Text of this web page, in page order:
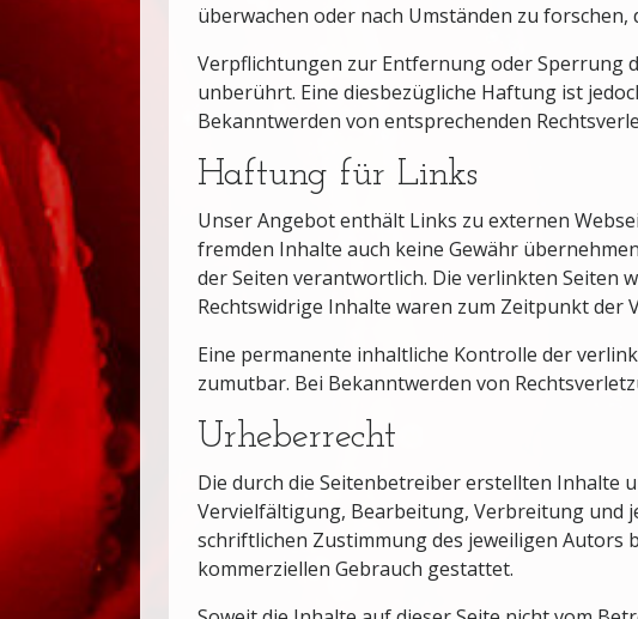
überwachen oder nach Umständen zu
Verpflichtungen zur Entfernung oder Sperrung
unberührt. Eine diesbezügliche Haftung ist
Bekanntwerden von entsprechenden
Haftung für Links
Unser Angebot enthält Links zu externen
fremden Inhalte auch keine Gewähr
der Seiten verantwortlich. Die verlinkten Seiten
Rechtswidrige Inhalte waren zum Zeitpunkt der
Eine permanente inhaltliche Kontrolle der
zumutbar. Bei Bekanntwerden von
Urheberrecht
Die durch die Seitenbetreiber erstellten Inhalte
Vervielfältigung, Bearbeitung, Verbreitung und
schriftlichen Zustimmung des jeweiligen Autors
kommerziellen Gebrauch gestattet.